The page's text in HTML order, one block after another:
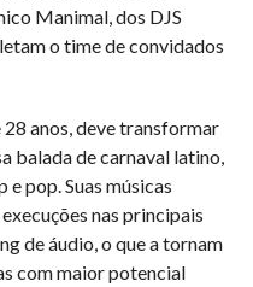
Manimal, dos DJS
o time de convidados
anos, deve transformar
balada de carnaval latino,
pop. Suas músicas
nas principais
de áudio, o que a tornam
com maior potencial